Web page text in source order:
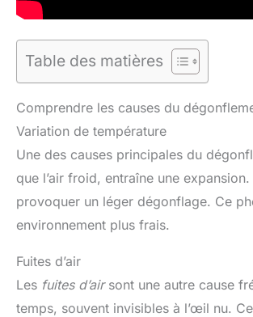
Table des matières
Comprendre les causes du
Variation de température
Une des causes principales du
que l’air froid, entraîne une
provoquer un léger dégonflage. Ce
environnement plus frais.
Fuites d’air
Les fuites d’airsont une autre cause
temps, souvent invisibles à l’œil nu.